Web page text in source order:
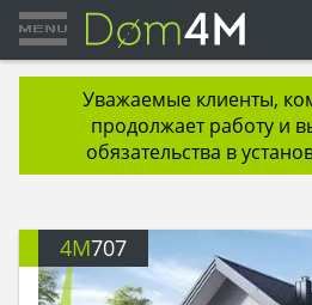
Уважаемые клиенты,
продолжает работу и
обязательства в
4M707